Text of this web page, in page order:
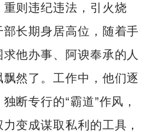
则违纪违法，引火烧
长期身居高位，随着手
他办事、阿谀奉承的人
然了。工作中，他们逐
断专行的“霸道”作风，
变成谋取私利的工具，